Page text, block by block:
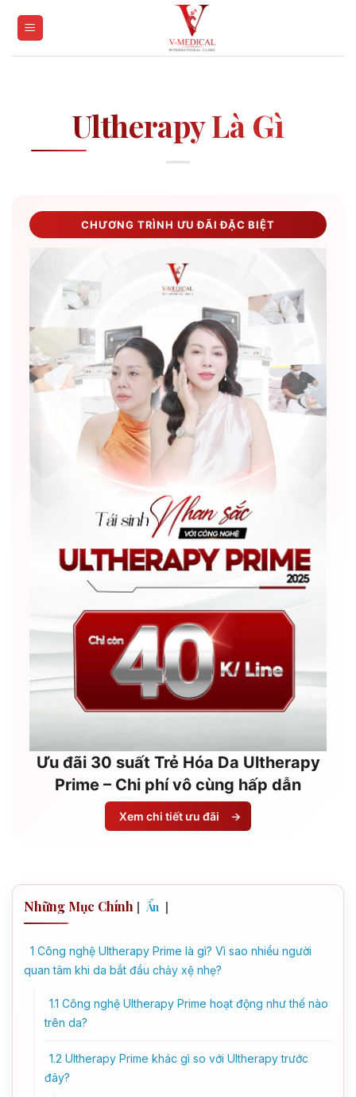
Ultherapy Là Gì
CHƯƠNG TRÌNH ƯU ĐÃI ĐẶC BIỆT
Ưu đãi 30 suất Trẻ Hóa Da Ultherapy
Prime – Chi phí vô cùng hấp dẫn
Xem chi tiết ưu đãi →
Những Mục Chính [ Ẩn ]
1 Công nghệ Ultherapy Prime là gì? Vì sao nhiều người
quan tâm khi da bắt đầu chảy xệ nhẹ?
1.1 Công nghệ Ultherapy Prime hoạt động như thế nào
trên da?
1.2 Ultherapy Prime khác gì so với Ultherapy trước
đây?